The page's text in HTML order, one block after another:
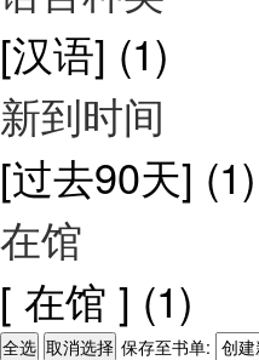
[汉语] (1)
新到时间
[过去90天] (1)
在馆
[ 在馆 ] (1)
保存至书单: